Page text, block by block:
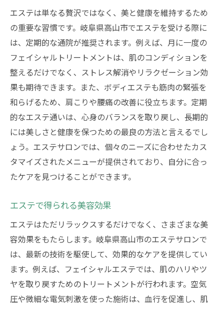
エステは単なる贅沢ではなく、美と健康を維持するため
の重要な習慣です。岐阜県高山市でエステを受ける際に
は、定期的な通院が推奨されます。例えば、月に一度の
フェイシャルトリートメントは、肌のコンディションを
整えるだけでなく、ストレス解消やリラクゼーション効
果も期待できます。また、ボディエステも筋肉の緊張を
和らげるため、肩こりや腰痛の改善に役立ちます。定期
的なエステ通いは、心身のバランスを取り戻し、長期的
には美しさと健康を保つための最良の方法と言えるでし
ょう。エステサロンでは、個々のニーズに合わせたカス
タマイズされたメニューが提供されており、自分に合っ
たケアを見つけることができます。
エステで得られる美容効果
エステはただリラックスするだけでなく、さまざまな美
容効果をもたらします。岐阜県高山市のエステサロンで
は、最新の技術を駆使して、効果的なケアを提供してい
ます。例えば、フェイシャルエステでは、肌のハリやツ
ヤを取り戻すためのトリートメントが行われます。空気
圧や微細な電気刺激を使った施術は、血行を促進し、肌